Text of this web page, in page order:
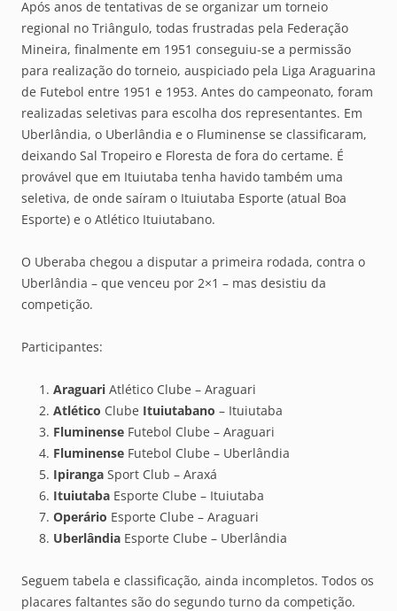
Após anos de tentativas de se organizar um torneio
regional no Triângulo, todas frustradas pela Federação
Mineira, finalmente em 1951 conseguiu-se a permissão
para realização do torneio, auspiciado pela Liga Araguarina
de Futebol entre 1951 e 1953. Antes do campeonato, foram
realizadas seletivas para escolha dos representantes. Em
Uberlândia, o Uberlândia e o Fluminense se classificaram,
deixando Sal Tropeiro e Floresta de fora do certame. É
provável que em Ituiutaba tenha havido também uma
seletiva, de onde saíram o Ituiutaba Esporte (atual Boa
Esporte) e o Atlético Ituiutabano.
O Uberaba chegou a disputar a primeira rodada, contra o
Uberlândia – que venceu por 2×1 – mas desistiu da
competição.
Participantes:
Araguari Atlético Clube – Araguari
Atlético Clube Ituiutabano – Ituiutaba
Fluminense Futebol Clube – Araguari
Fluminense Futebol Clube – Uberlândia
Ipiranga Sport Club – Araxá
Ituiutaba Esporte Clube – Ituiutaba
Operário Esporte Clube – Araguari
Uberlândia Esporte Clube – Uberlândia
Seguem tabela e classificação, ainda incompletos. Todos os
placares faltantes são do segundo turno da competição.